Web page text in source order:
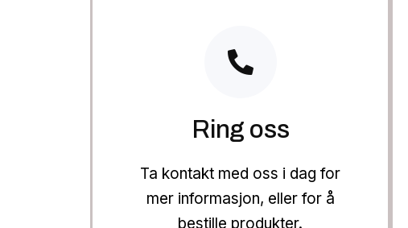
Ring oss
Ta kontakt med oss i dag for
mer informasjon, eller for å
bestille produkter.